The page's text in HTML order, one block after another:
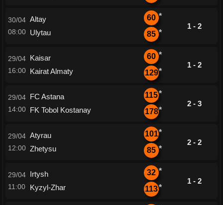
30/04
08:00
Altay
Ulytau
60 *
85 *
1 - 2
29/04
16:00
Kaisar
Kairat Almaty
60 *
129*
1 - 2
29/04
14:00
FC Astana
FK Tobol Kostanay
115*
178*
2 - 3
29/04
12:00
Atyrau
Zhetysu
101*
85 *
2 - 2
29/04
11:00
Irtysh
Kyzyl-Zhar
32 *
113*
1 - 2